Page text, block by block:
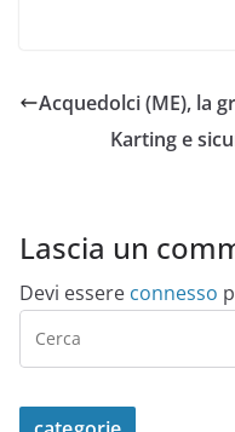
Acquedolci (ME), la
Karting e
Lascia un
Devi essere connesso